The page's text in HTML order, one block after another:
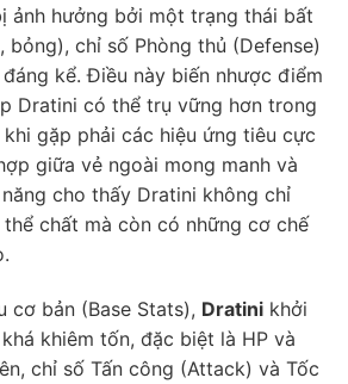
ảnh hưởng bởi một trạng thái bất
bỏng), chỉ số Phòng thủ (Defense)
kể. Điều này biến nhược điểm
Dratini có thể trụ vững hơn trong
gặp phải các hiệu ứng tiêu cực
giữa vẻ ngoài mong manh và
cho thấy Dratini không chỉ
chất mà còn có những cơ chế
cơ bản (Base Stats), Dratini khởi
khiêm tốn, đặc biệt là HP và
chỉ số Tấn công (Attack) và Tốc